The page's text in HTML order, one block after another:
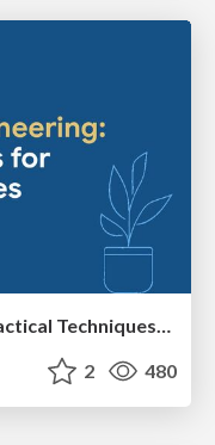
Gemini Prompt Engineering: Practical Techniques for Tangible AI Outcomes
2 480